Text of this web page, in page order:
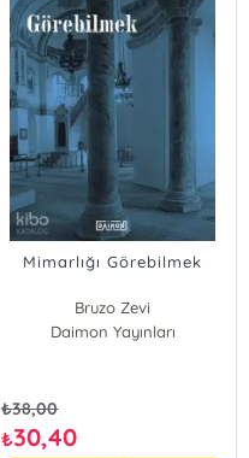
Mimarlığı Görebilmek
Bruzo Zevi
Daimon Yayınları
₺38,00
₺30,40